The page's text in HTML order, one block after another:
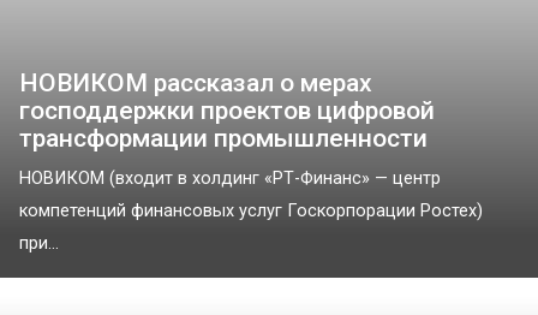
НОВИКОМ рассказал о мерах
господдержки проектов цифровой
трансформации промышленности
НОВИКОМ (входит в холдинг «РТ-Финанс» — центр
компетенций финансовых услуг Госкорпорации Ростех)
при...